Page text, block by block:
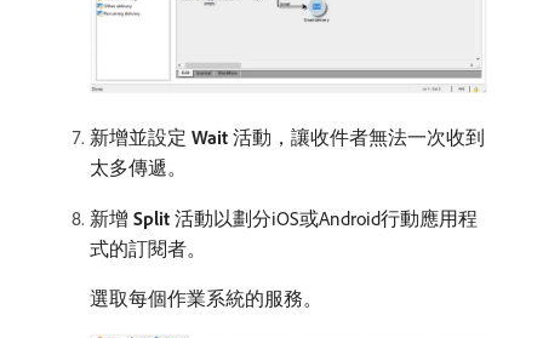
新增並設定​ Wait ​活動，讓收件者無法一次收到
太多傳遞。
新增​ Split ​活動以劃分iOS或Android行動應用程
式的訂閱者。
選取每個作業系統的服務。